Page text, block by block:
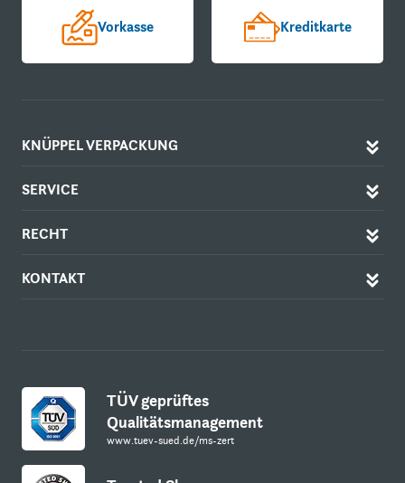
Vorkasse Kreditkarte
KNÜPPEL VERPACKUNG
SERVICE
RECHT
KONTAKT
TÜV geprüftes
Qualitätsmanagement
www.tuev-sued.de/ms-zert